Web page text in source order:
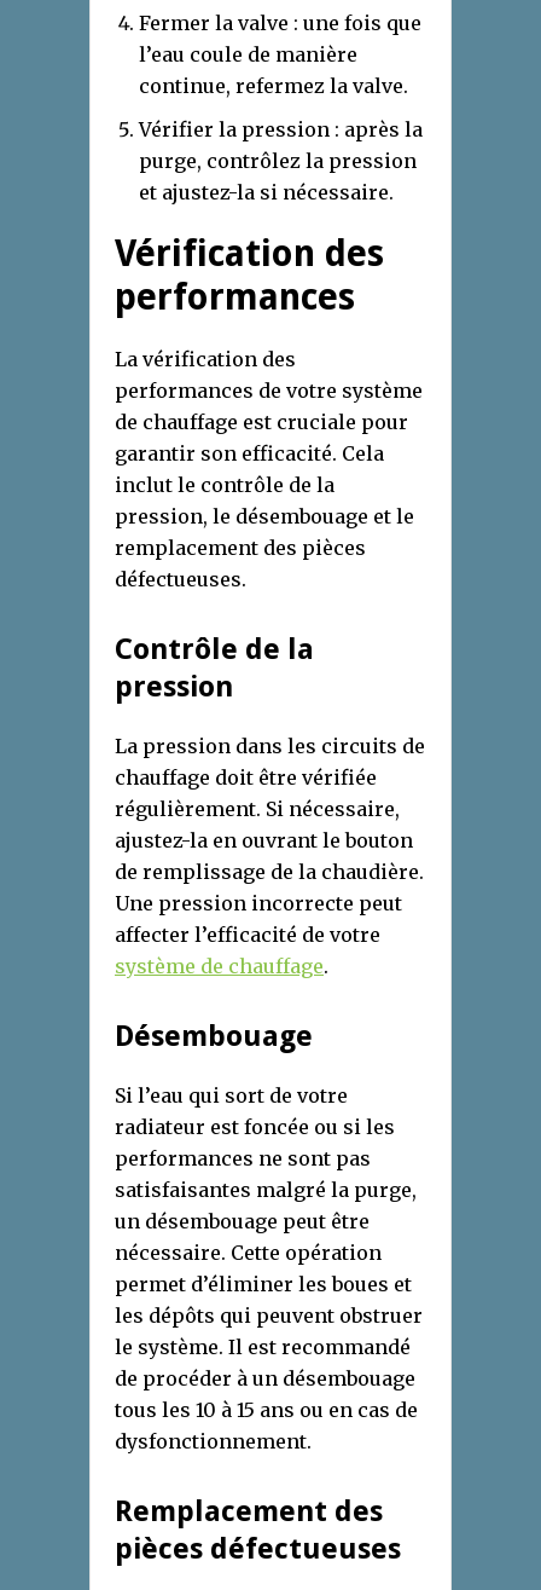
Fermer la valve : une fois que
l’eau coule de manière
continue, refermez la valve.
Vérifier la pression : après la
purge, contrôlez la pression
et ajustez-la si nécessaire.
Vérification des
performances
La vérification des
performances de votre système
de chauffage est cruciale pour
garantir son efficacité. Cela
inclut le contrôle de la
pression, le désembouage et le
remplacement des pièces
défectueuses.
Contrôle de la
pression
La pression dans les circuits de
chauffage doit être vérifiée
régulièrement. Si nécessaire,
ajustez-la en ouvrant le bouton
de remplissage de la chaudière.
Une pression incorrecte peut
affecter l’efficacité de votre
système de chauffage.
Désembouage
Si l’eau qui sort de votre
radiateur est foncée ou si les
performances ne sont pas
satisfaisantes malgré la purge,
un désembouage peut être
nécessaire. Cette opération
permet d’éliminer les boues et
les dépôts qui peuvent obstruer
le système. Il est recommandé
de procéder à un désembouage
tous les 10 à 15 ans ou en cas de
dysfonctionnement.
Remplacement des
pièces défectueuses